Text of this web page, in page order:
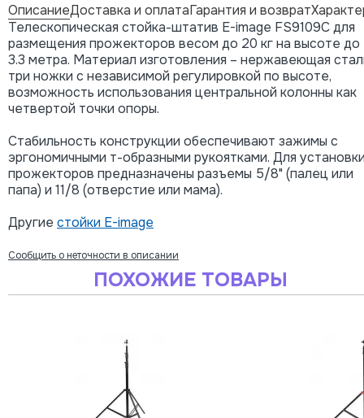
ОписаниеДоставка и оплатаГарантия и возврат
Телескопическая стойка-штатив E-image FS9109C для
размещения прожекторов весом до 20 кг на высоте до
3.3 метра. Материал изготовления – нержавеющая
три ножки с независимой регулировкой по высоте,
возможность использования центральной колонны как
четвертой точки опоры.
Стабильность конструкции обеспечивают зажимы с
эргономичными т-образными рукоятками. Для
прожекторов предназначены разъемы 5/8" (палец или
папа) и 11/8 (отверстие или мама).
Другие стойки E-image
Сообщить о неточности в описании
ПОХОЖИЕ ТОВАРЫ